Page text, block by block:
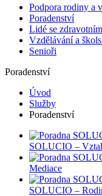
Podpora rodiny a
Poradenství
Lidé se
Vzdělávání a
Senioři
Poradenství
Úvod
Služby
Poradenství
SOLUCIO –
Mediace
SOLUCIO –